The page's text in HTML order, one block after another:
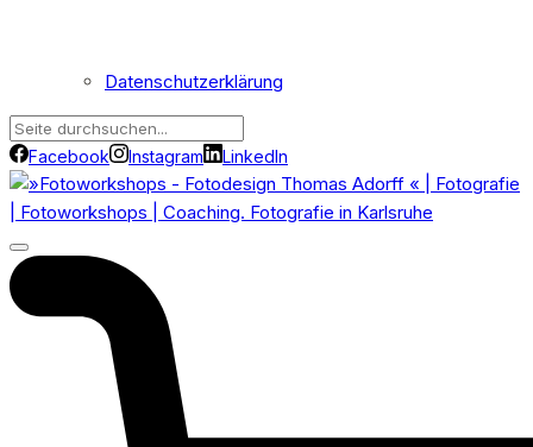
Datenschutzerklärung
Facebook Instagram LinkedIn